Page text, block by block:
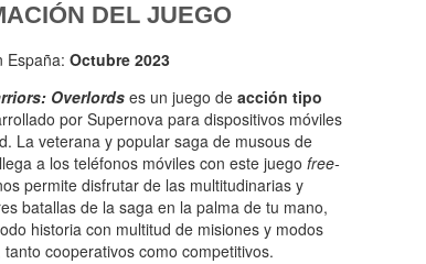
DEL JUEGO
España: Octubre 2023
Overlords es un juego de acción tipo
por Supernova para dispositivos móviles
La veterana y popular saga de musous de
a los teléfonos móviles con este juego free-
permite disfrutar de las multitudinarias y
batallas de la saga en la palma de tu mano,
historia con multitud de misiones y modos
tanto cooperativos como competitivos.